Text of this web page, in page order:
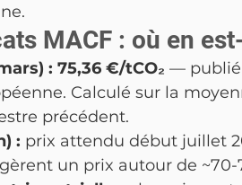
MACF : où en
: 75,36 €/tCO₂ — publié
Calculé sur la
précédent.
: prix attendu début juillet
un prix autour de ~70-